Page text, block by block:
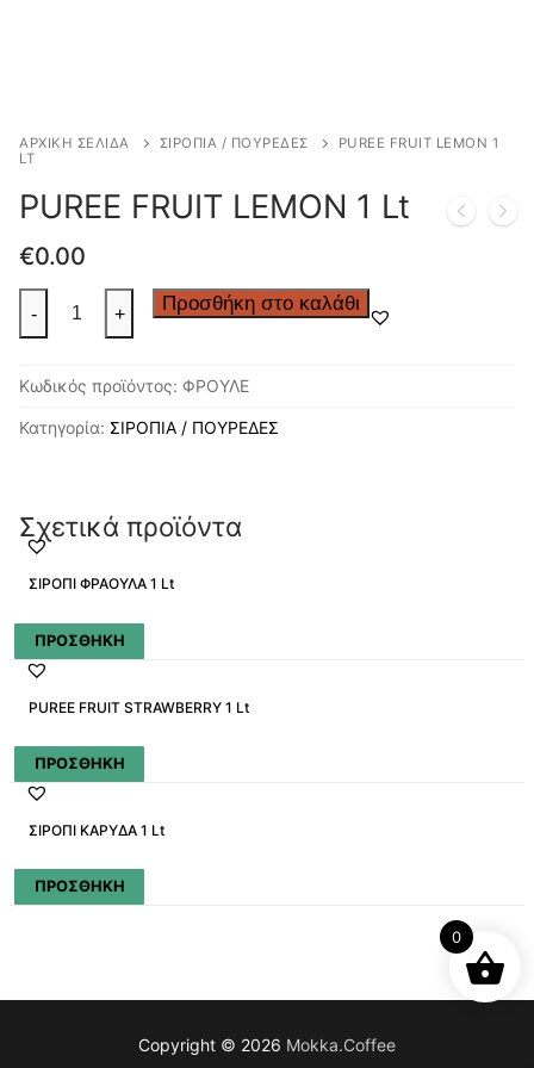
ΑΡΧΙΚΉ ΣΕΛΊΔΑ ΣΙΡΟΠΙΑ / ΠΟΥΡΕΔΕΣ
PUREE FRUIT LEMON 1
LT
PUREE FRUIT LEMON 1 Lt
€0.00
PUREE
FRUIT
1
Lt
- + Προσθήκη στο καλάθι
Κωδικός προϊόντος: ΦΡΟΥΛΕ
Κατηγορία: ΣΙΡΟΠΙΑ / ΠΟΥΡΕΔΕΣ
Σχετικά προϊόντα
ΣΙΡΟΠΙ ΦΡΑΟΥΛΑ 1 Lt
ΠΡΟΣΘΗΚΗ
PUREE FRUIT STRAWBERRY 1 Lt
ΠΡΟΣΘΗΚΗ
ΣΙΡΟΠΙ ΚΑΡΥΔΑ 1 Lt
ΠΡΟΣΘΗΚΗ
Copyright © 2026 Mokka.Coffee
0